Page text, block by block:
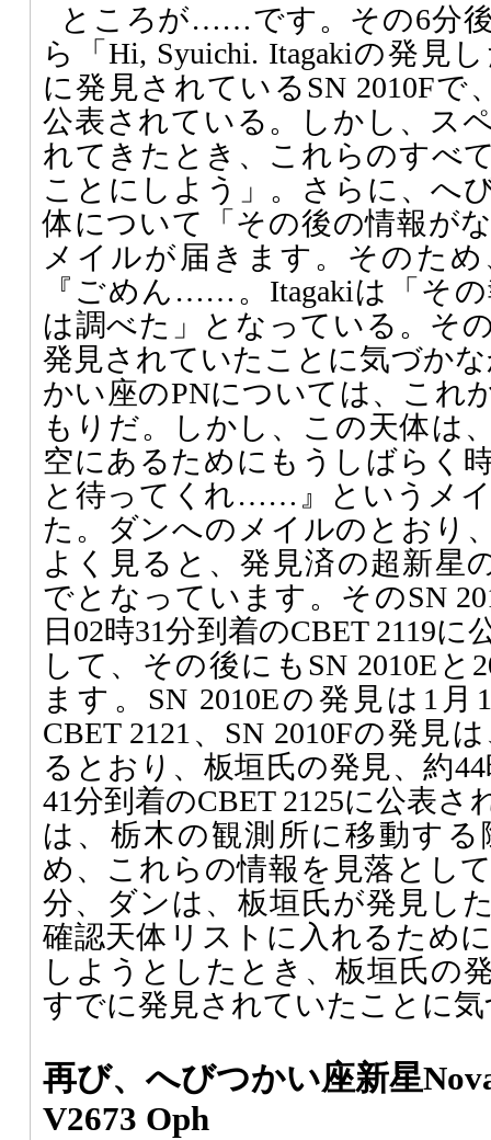
ところが……です。その6分
ら「Hi, Syuichi. Itagakiの発見
に発見されているSN 2010Fで
公表されている。しかし、ス
れてきたとき、これらのすべ
ことにしよう」。さらに、へ
体について「その後の情報が
メイルが届きます。そのた
『ごめん……。Itagakiは「その
は調べた」となっている。そ
発見されていたことに気づか
かい座のPNについては、これ
もりだ。しかし、この天体は
空にあるためにもうしばらく
と待ってくれ……』というメ
た。ダンへのメイルのとおり
よく見ると、発見済の超新星
でとなっています。そのSN
日02時31分到着のCBET 2119
して、その後にもSN 2010Eと
ます。SN 2010Eの発見は1
CBET 2121、SN 2010Fの発見
るとおり、板垣氏の発見、約
41分到着のCBET 2125に公表
は、栃木の観測所に移動す
め、これらの情報を見落とし
分、ダンは、板垣氏が発見し
確認天体リストに入れるため
しようとしたとき、板垣氏の
すでに発見されていたことに
再び、へびつかい座新星
V2673 Oph